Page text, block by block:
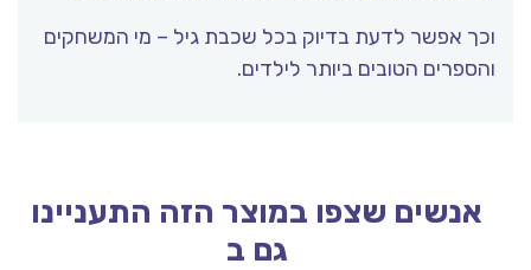
וכך אפשר לדעת בדיוק בכל שכבת גיל – מי המשחקים
והספרים הטובים ביותר לילדים.
אנשים שצפו במוצר הזה התעניינו
גם ב